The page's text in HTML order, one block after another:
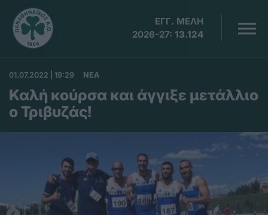
ΕΓΓ. ΜΕΛΗ
2026-27: 13.124
01.07.2022 | 19:29 ΝΕΑ
Καλή κούρσα και άγγιξε μετάλλιο
ο Τριβυζάς!